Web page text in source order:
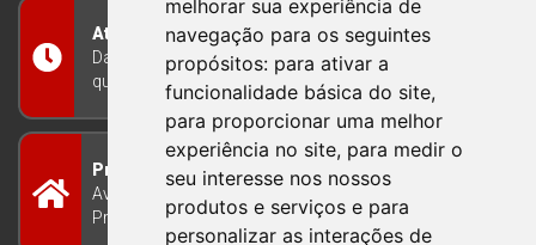
melhorar sua experiência de
navegação para os seguintes
propósitos: para ativar a
funcionalidade básica do site,
para proporcionar uma melhor
experiência no site, para medir o
seu interesse nos nossos
produtos e serviços e para
personalizar as interações de
Atendimento
Das 8h às 12h e das 13h às 17h30, de segunda a
quinta-feira, e nas sextas-feiras das 7h às 13h
Prefeitura Municipal
Avenida Guilherme Winter 65 - Centro Bom
Princípio/RS - Brasil CEP 95765-000